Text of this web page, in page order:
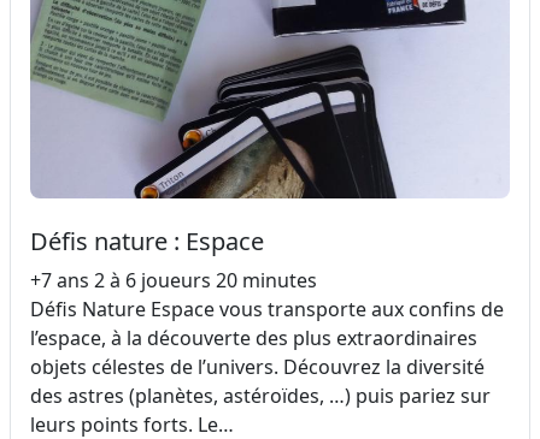
Défis nature : Espace
+7 ans 2 à 6 joueurs 20 minutes
Défis Nature Espace vous transporte aux confins de
l’espace, à la découverte des plus extraordinaires
objets célestes de l’univers. Découvrez la diversité
des astres (planètes, astéroïdes, …) puis pariez sur
leurs points forts. Le…